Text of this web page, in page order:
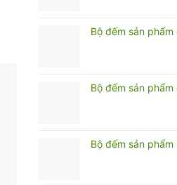
Bộ đếm sản phẩm
Bộ đếm sản phẩm
Bộ đếm sản